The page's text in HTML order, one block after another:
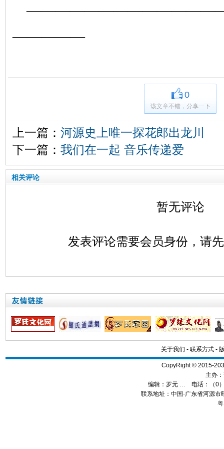
—————
0
该文章不错，分享一下
上一篇： 河源史上唯一探花郎出龙川
下一篇： 我们在一起 音乐传递爱
相关评论
暂无评论
发表评论需要会员身份，请
关于我们 - 联系方式-
CopyRight © 2015-
主办：
编辑： 罗元 … 电话：（0
联系地址：中国·广东省河源